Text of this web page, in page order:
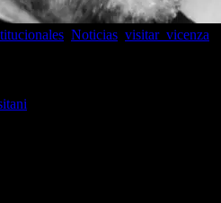
Noticias visitar_vicenza